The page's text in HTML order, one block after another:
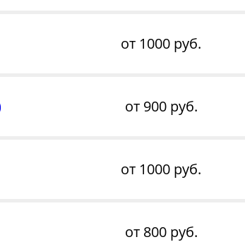
от 1000 руб.
от 900 руб.
от 1000 руб.
от 800 руб.